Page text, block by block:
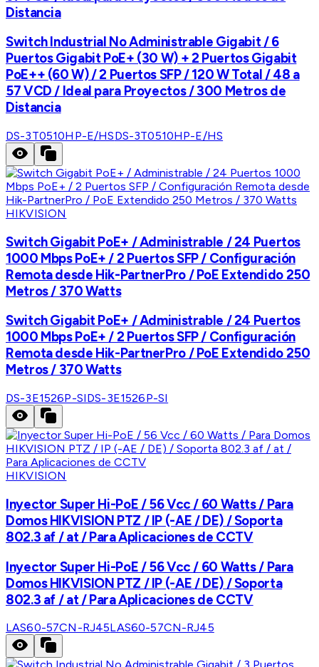
Distancia
Switch Industrial No Administrable Gigabit / 6
Puertos Gigabit PoE+ (30 W) + 2 Puertos Gigabit
PoE++ (60 W) / 2 Puertos SFP / 120 W Total / 48 a
57 VCD / Ideal para Proyectos / 300 Metros de
Distancia
DS-3T0510HP-E/HSDS-3T0510HP-E/HS
HIKVISION
Switch Gigabit PoE+ / Administrable / 24 Puertos
1000 Mbps PoE+ / 2 Puertos SFP / Configuración
Remota desde Hik-PartnerPro / PoE Extendido 250
Metros / 370 Watts
Switch Gigabit PoE+ / Administrable / 24 Puertos
1000 Mbps PoE+ / 2 Puertos SFP / Configuración
Remota desde Hik-PartnerPro / PoE Extendido 250
Metros / 370 Watts
DS-3E1526P-SIDS-3E1526P-SI
HIKVISION
Inyector Super Hi-PoE / 56 Vcc / 60 Watts / Para
Domos HIKVISION PTZ / IP (-AE / DE) / Soporta
802.3 af / at / Para Aplicaciones de CCTV
Inyector Super Hi-PoE / 56 Vcc / 60 Watts / Para
Domos HIKVISION PTZ / IP (-AE / DE) / Soporta
802.3 af / at / Para Aplicaciones de CCTV
LAS60-57CN-RJ45LAS60-57CN-RJ45